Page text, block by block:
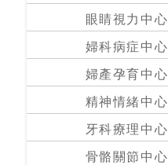
小
診
眼睛視力中心
婦科病症中心
婦產孕育中心
精神情緒中心
牙科療理中心
骨骼關節中心